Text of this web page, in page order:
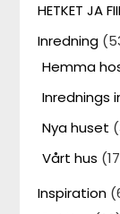
HETKET JA
Inredning
Hemma
Inrednings
Nya huset
Vårt hus
Inspiration